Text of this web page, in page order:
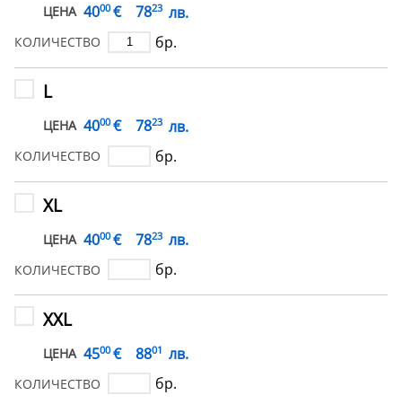
ЦЕНА 4000 € 7823 лв.
КОЛИЧЕСТВО бр.
L
ЦЕНА 4000 € 7823 лв.
КОЛИЧЕСТВО бр.
XL
ЦЕНА 4000 € 7823 лв.
КОЛИЧЕСТВО бр.
XXL
ЦЕНА 4500 € 8801 лв.
КОЛИЧЕСТВО бр.